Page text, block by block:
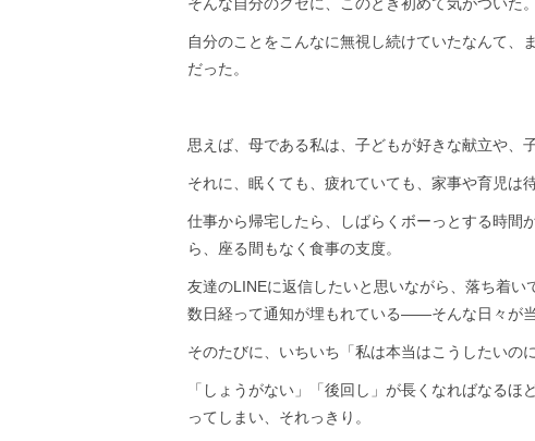
自分のことをこんなに無視し続けていたなんて、
だった。
思えば、母である私は、子どもが好きな献立や、
それに、眠くても、疲れていても、家事や育児は
仕事から帰宅したら、しばらくボーっとする時間
ら、座る間もなく食事の支度。
友達のLINEに返信したいと思いながら、落ち着
数日経って通知が埋もれている——そんな日々が当
そのたびに、いちいち「私は本当はこうしたいの
「しょうがない」「後回し」が長くなればなる
ってしまい、それっきり。